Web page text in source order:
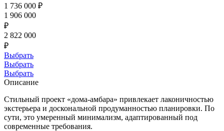
1 736 000 ₽
1 906 000
₽
2 822 000
₽
Выбрать
Выбрать
Выбрать
Описание
Стильный проект «дома-амбара» привлекает лаконичностью
экстерьера и доскональной продуманностью планировки. По
сути, это умеренный минимализм, адаптированный под
современные требования.